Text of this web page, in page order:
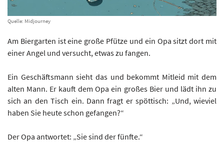
Quelle: Midjourney
Am Biergarten ist eine große Pfütze und ein Opa sitzt dort mit
einer Angel und versucht, etwas zu fangen.
Ein Geschäftsmann sieht das und bekommt Mitleid mit dem
alten Mann. Er kauft dem Opa ein großes Bier und lädt ihn zu
sich an den Tisch ein. Dann fragt er spöttisch: „Und, wieviel
haben Sie heute schon gefangen?“
Der Opa antwortet: „Sie sind der fünfte.“